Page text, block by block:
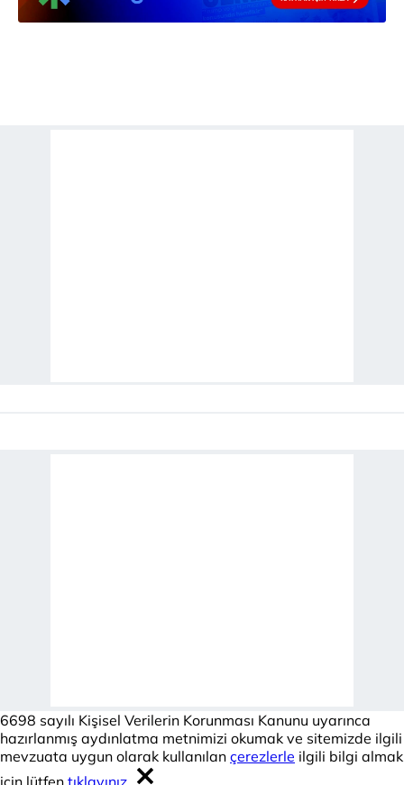
6698 sayılı Kişisel Verilerin Korunması Kanunu uyarınca
hazırlanmış aydınlatma metnimizi okumak ve sitemizde ilgili
mevzuata uygun olarak kullanılan çerezlerle ilgili bilgi almak
için lütfen tıklayınız.